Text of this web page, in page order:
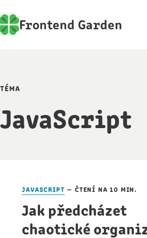
Frontend Garden
téma
JavaScript
javascript — čtení na 10 min.
Jak předcházet
chaotické